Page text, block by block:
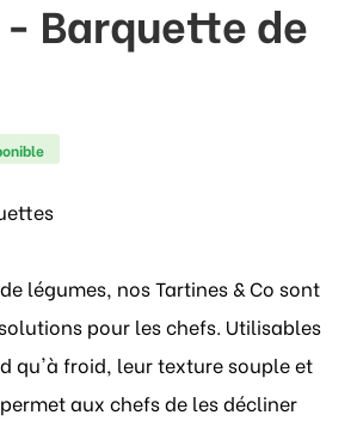
- Barquette de
légumes, nos Tartines & Co sont
pour les chefs. Utilisables
qu'à froid, leur texture souple et
aux chefs de les décliner